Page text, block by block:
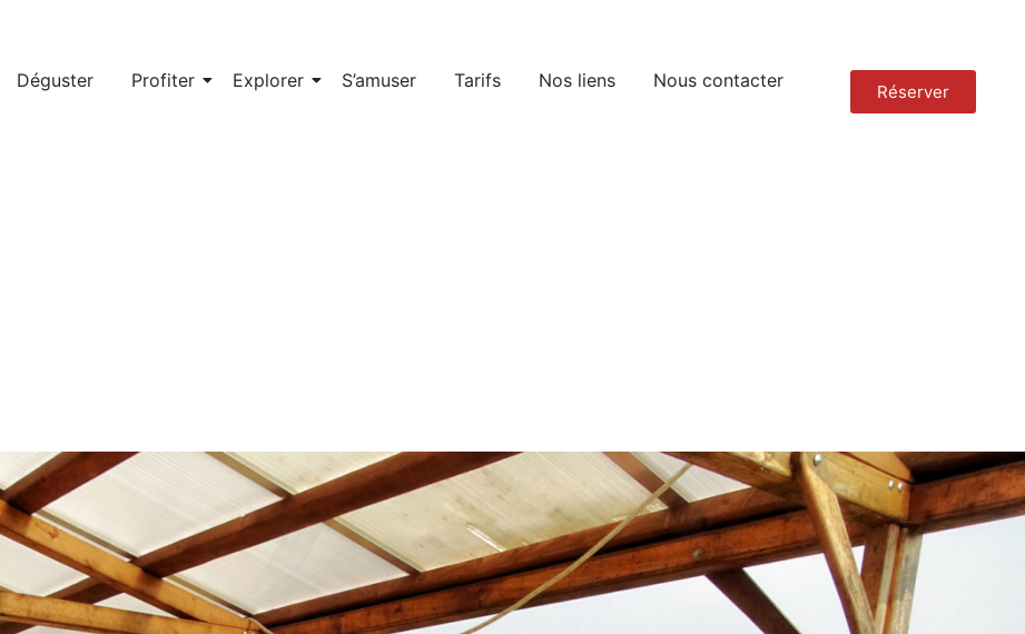
Déguster Profiter Explorer S’amuser Tarifs Nos liens Nous contacter
Réserver